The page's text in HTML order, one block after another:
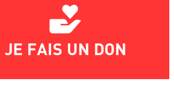
JE FAIS UN DON